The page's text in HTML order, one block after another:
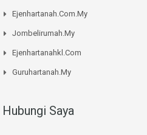
Ejenhartanah.Com.My
Jombelirumah.My
Ejenhartanahkl.Com
Guruhartanah.My
Hubungi Saya